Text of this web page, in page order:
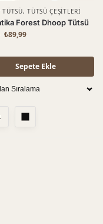
TÜTSÜ,TÜTSÜ ÇEŞITLERI
Forest Dhoop Tütsü
₺89,99
Sepete Ekle